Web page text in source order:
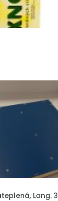
Lang.